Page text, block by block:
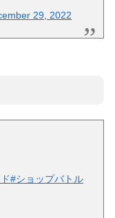
29, 2022
#ショップバトル